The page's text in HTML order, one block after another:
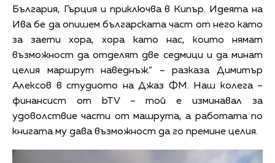
България, Гърция и приключва в Кипър. Идеята на
Ива бе да опишем българската част от него като
за заети хора, хора като нас, които нямат
възможност да отделят две седмици и да минат
целия маршрут наведнъж.“ – разказа Димитър
Алексов в студиото на Джаз ФМ. Наш колега –
финансист от bTV – той е изминавал за
удоволствие части от машрута, а работата по
книгата му дава възможност да го премине целия.